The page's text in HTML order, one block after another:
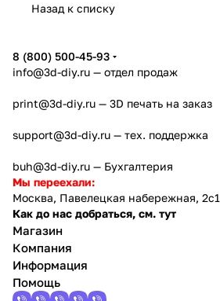
4
Creator
Назад к списку
8 (800) 500-45-93
info@3d-diy.ru — отдел продаж
print@3d-diy.ru — 3D печать на заказ
support@3d-diy.ru — тех. поддержка
buh@3d-diy.ru — Бухгалтерия
Мы переехали:
Москва, Павелецкая набережная, 2с1
Как до нас добраться, см. тут
Магазин
Компания
Информация
Помощь